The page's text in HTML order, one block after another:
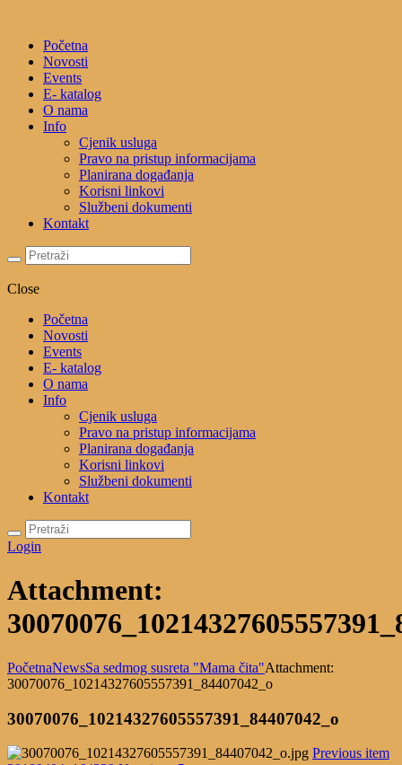
Početna
Novosti
Events
E- katalog
O nama
Info
Cjenik usluga
Pravo na pristup informacijama
Planirana događanja
Korisni linkovi
Službeni dokumenti
Kontakt
Close
Početna
Novosti
Events
E- katalog
O nama
Info
Cjenik usluga
Pravo na pristup informacijama
Planirana događanja
Korisni linkovi
Službeni dokumenti
Kontakt
Login
Attachment:
PočetnaNewsSa sedmog susreta "Mama čita"Attachment:
30070076_10214327605557391_84407042_o
30070076_10214327605557391_84407042_o
Previous item